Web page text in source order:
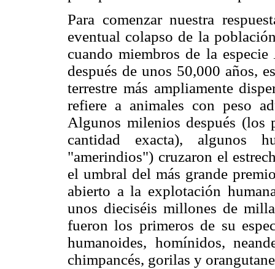
Para comenzar nuestra
eventual colapso de la
cuando miembros de la especie
después de unos 50,000 años,
terrestre más ampliamente
refiere a animales con peso
Algunos milenios después (los
cantidad exacta), algunos
"amerindios") cruzaron el
el umbral del más grande
abierto a la explotación
unos dieciséis millones de
fueron los primeros de su
humanoides, homínidos,
chimpancés, gorilas y